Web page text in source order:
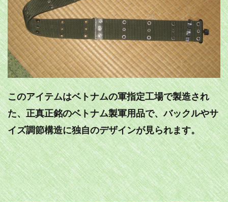
このアイテムはベトナムの軍指定工場で製造され
た、正真正銘のベトナム製軍用品で、バックルやサ
イズ調節構造に独自のデザインが見られます。